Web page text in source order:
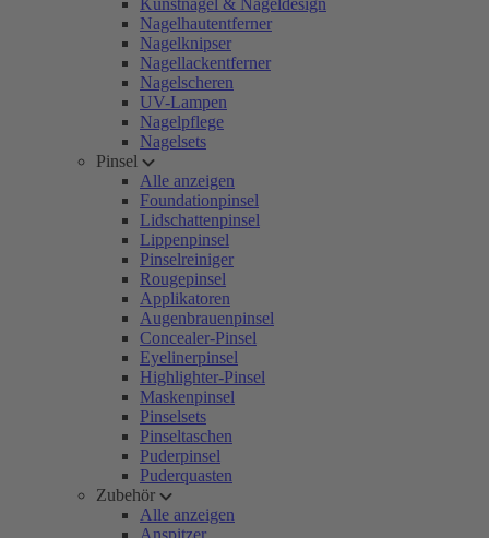
Kunstnägel & Nageldesign
Nagelhautentferner
Nagelknipser
Nagellackentferner
Nagelscheren
UV-Lampen
Nagelpflege
Nagelsets
Pinsel
Alle anzeigen
Foundationpinsel
Lidschattenpinsel
Lippenpinsel
Pinselreiniger
Rougepinsel
Applikatoren
Augenbrauenpinsel
Concealer-Pinsel
Eyelinerpinsel
Highlighter-Pinsel
Maskenpinsel
Pinselsets
Pinseltaschen
Puderpinsel
Puderquasten
Zubehör
Alle anzeigen
Anspitzer